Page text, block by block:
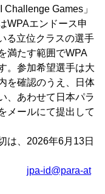
Games」
WPAエンドース申
る立位クラスの選手
満たす範囲でWPA
。参加希望選手は大
を確認のうえ、日体
、あわせて日本パラ
メールにて提出して
は、2026年6月13日
て jpa-id@para-at